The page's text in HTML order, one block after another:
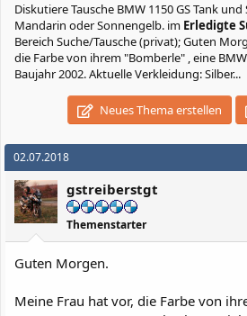
DiskutiereTausche BMW 1150 GS Tank
Mandarin oder Sonnengelb. im Erledigte
Bereich Suche/Tausche (privat); Guten
die Farbe von ihrem "Bomberle" , eine BMW
Baujahr 2002. Aktuelle Verkleidung: Silber...
Neues Thema erstellen
02.07.2018
gstreiberstgt
Themenstarter
Guten Morgen.
Meine Frau hat vor, die Farbe von